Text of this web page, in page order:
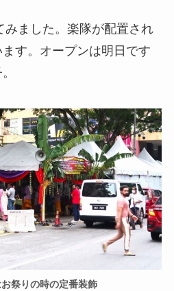
ました。楽隊が配置され
す。オープンは明日です
祭りの時の定番装飾